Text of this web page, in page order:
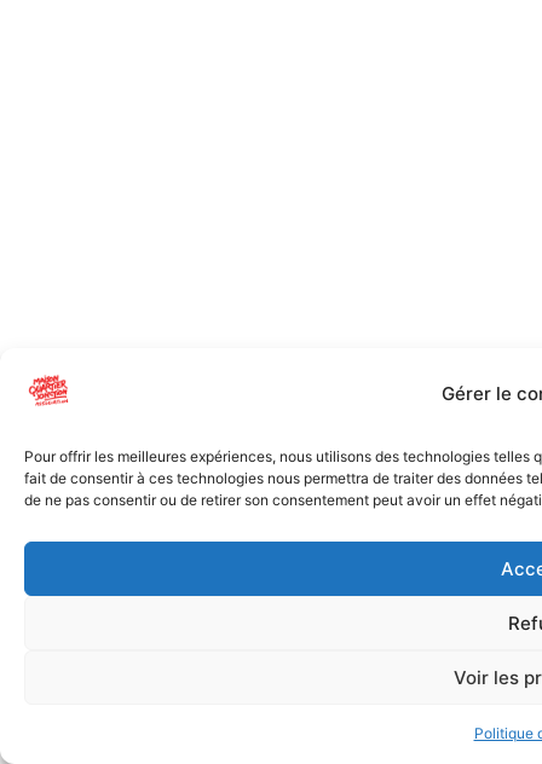
Gérer le
Pour offrir les meilleures expériences, nous utilisons des technologies
fait de consentir à ces technologies nous permettra de traiter des données
de ne pas consentir ou de retirer son consentement peut avoir un effet
Voir les
Politique